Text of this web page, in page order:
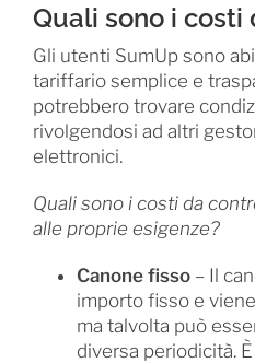
Quali sono i costi
Gli utenti SumUp sono
tariffario semplice e
potrebbero trovare
rivolgendosi ad altri
elettronici.
Quali sono i costi da
alle proprie esigenze?
Canone fisso– Il
importo fisso e
ma talvolta può
diversa periodicità.